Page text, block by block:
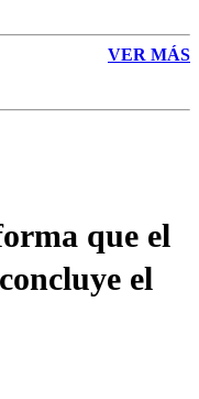
VER MÁS
que el
el